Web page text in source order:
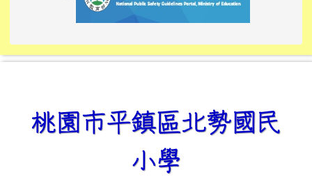
link to https://
link to https://10000.gov.tw/
link to https://
link to https://10000.gov.tw/
link to https://
link to https://
link to https://i.win.org.tw/
link to https://
link to https://
link to https://
link to https://
桃園市平鎮區北勢國民
小學